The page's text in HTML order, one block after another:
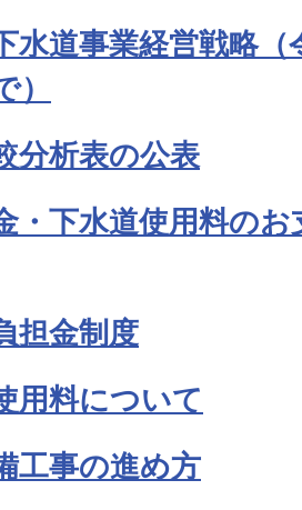
水道事業経営戦略
分析表の公表
・下水道使用料の
担金制度
用料について
工事の進め方